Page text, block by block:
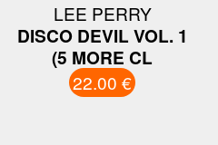
LEE PERRY
DISCO DEVIL VOL. 1
(5 MORE CL
22.00 €